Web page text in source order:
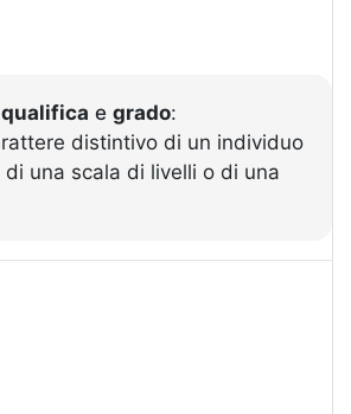
qualifica e grado:
distintivo di un individuo
di una scala di livelli o di una